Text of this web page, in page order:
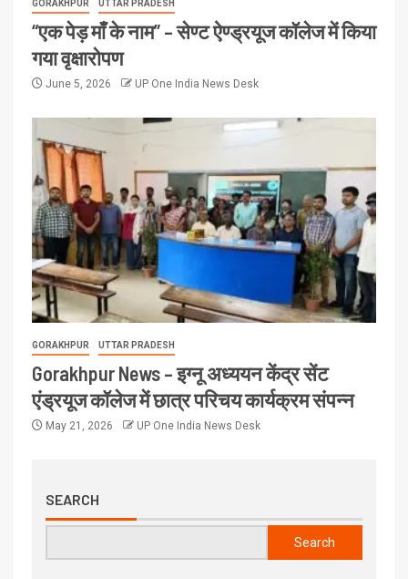
GORAKHPUR UTTAR PRADESH
“एक पेड़ माँ के नाम” – सेण्ट ऐण्ड्रयूज कॉलेज में किया
गया वृक्षारोपण
June 5, 2026 UP One India News Desk
GORAKHPUR UTTAR PRADESH
Gorakhpur News – इग्नू अध्ययन केंद्र सेंट
एंड्रयूज कॉलेज में छात्र परिचय कार्यक्रम संपन्न
May 21, 2026 UP One India News Desk
SEARCH
Search